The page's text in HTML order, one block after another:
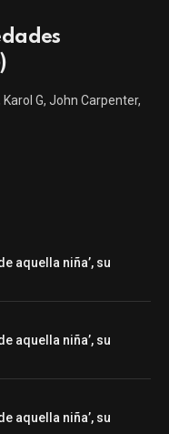
G, John Carpenter,
aquella niña’, su
aquella niña’, su
aquella niña’, su